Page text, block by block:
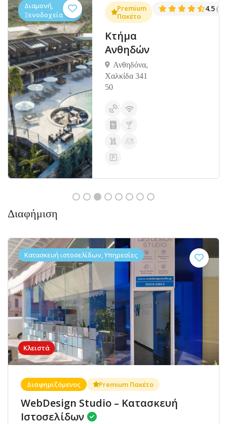
(1381)
Διαμονή,
Ξενοδοχεία
Premium
Πακέτο
Κτήμα
Ανθηδών
Ανθηδόνα,
Χαλκίδα 341
50
4.5
Διαφήμιση
Κλειστά
Κατασκευή ιστοσελίδων, Υπηρεσίες
Διαφημιζόμενος Premium Πακέτο
WebDesign Studio – Κατασκευή
Ιστοσελίδων